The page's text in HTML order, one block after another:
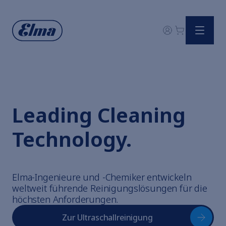
Elmasonic
Elmasonic
Anlagen
Gesamte Reinigungschemie
Cavicheck entdecken
Digitale Gerätequalifizierung im Überblick
Leading Cleaning
Technology.
Elma-Ingenieure und -Chemiker entwickeln
weltweit führende Reinigungslösungen für die
höchsten Anforderungen.
Zur Ultraschallreinigung